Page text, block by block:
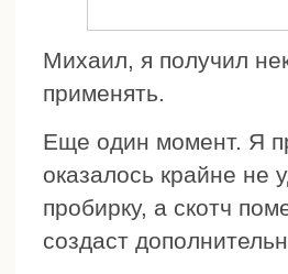
Михаил, я получил
применять.
Еще один момент. Я
оказалось крайне не
пробирку, а скотч
создаст